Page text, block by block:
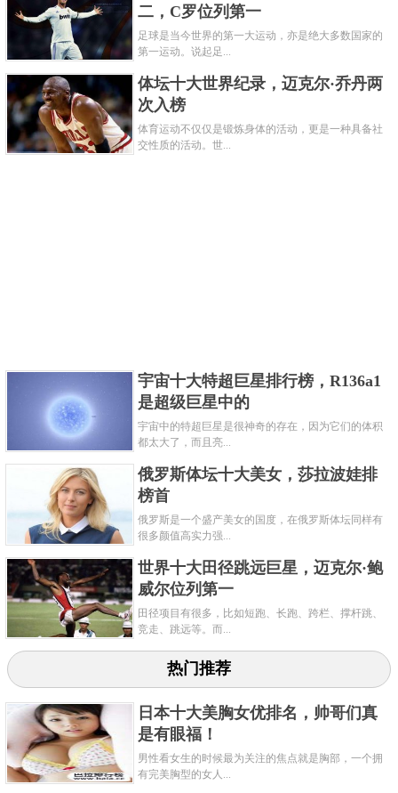
7、孙杨
可否认，也是中国唯一一位连续两届奥运会摘金的中
国游泳运动员，也是继菲尔普斯以后史上第二位蝉联
世锦赛MVP的中国游泳运动员。
关键字：巨星 体坛
共3页: 上一页 1 2
二，C罗位列第一
足球是当今世界的第一大运动，亦是绝大多数国家的
第一运动。说起足...
体坛十大世界纪录，迈克尔·乔丹两
次入榜
体育运动不仅仅是锻炼身体的活动，更是一种具备社
交性质的活动。世...
宇宙十大特超巨星排行榜，R136a1
是超级巨星中的
宇宙中的特超巨星是很神奇的存在，因为它们的体积
都太大了，而且亮...
俄罗斯体坛十大美女，莎拉波娃排
榜首
俄罗斯是一个盛产美女的国度，在俄罗斯体坛同样有
很多颜值高实力强...
世界十大田径跳远巨星，迈克尔·鲍
威尔位列第一
田径项目有很多，比如短跑、长跑、跨栏、撑杆跳、
竞走、跳远等。而...
热门推荐
日本十大美胸女优排名，帅哥们真
是有眼福！
男性看女生的时候最为关注的焦点就是胸部，一个拥
有完美胸型的女人...